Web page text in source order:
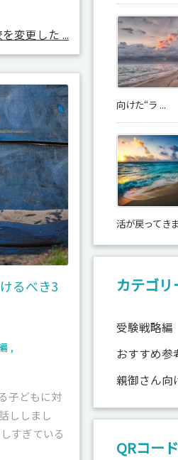
変更した ...
るべき3
,
子どもに対
ししまし
すぎている
向けた“ラ ...
活が戻ってき
カテゴリ
受験戦略編
おすすめ参
親御さん向
QRコード